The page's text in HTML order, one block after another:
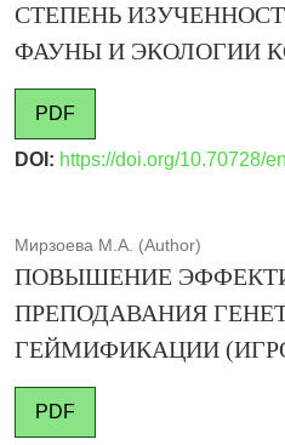
СТЕПЕНЬ
ФАУНЫ И ЭКОЛОГИИ
PDF
DOI: https://doi.org/10.70728/
Мирзоева М.А. (Author)
ПОВЫШЕНИЕ
ПРЕПОДАВАНИЯ
ГЕЙМИФИКАЦИИ
PDF